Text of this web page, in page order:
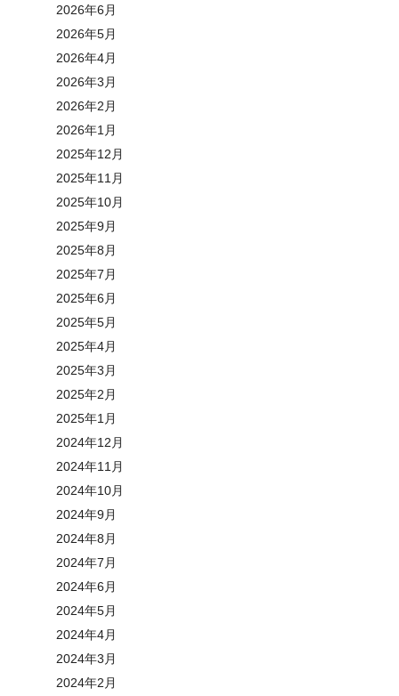
2026年6月
2026年5月
2026年4月
2026年3月
2026年2月
2026年1月
2025年12月
2025年11月
2025年10月
2025年9月
2025年8月
2025年7月
2025年6月
2025年5月
2025年4月
2025年3月
2025年2月
2025年1月
2024年12月
2024年11月
2024年10月
2024年9月
2024年8月
2024年7月
2024年6月
2024年5月
2024年4月
2024年3月
2024年2月